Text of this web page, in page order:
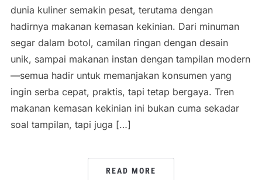
dunia kuliner semakin pesat, terutama dengan
hadirnya makanan kemasan kekinian. Dari minuman
segar dalam botol, camilan ringan dengan desain
unik, sampai makanan instan dengan tampilan modern
—semua hadir untuk memanjakan konsumen yang
ingin serba cepat, praktis, tapi tetap bergaya. Tren
makanan kemasan kekinian ini bukan cuma sekadar
soal tampilan, tapi juga […]
READ MORE